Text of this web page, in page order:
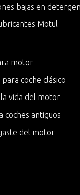
bajas en
Motul
motor
coche clásico
vida del motor
coches antiguos
del motor